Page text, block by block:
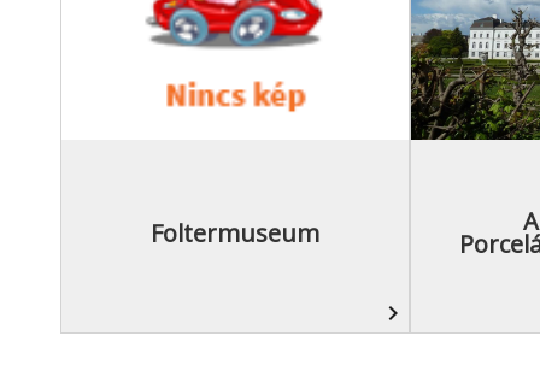
Foltermuseum
navigate_next